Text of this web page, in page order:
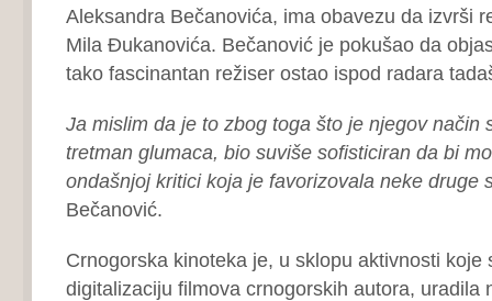
Aleksandra Bečanovića, ima obavezu da izvrši
Mila Đukanovića. Bečanović je pokušao da
tako fascinantan režiser ostao ispod radara
Ja mislim da je to zbog toga što je njegov način
tretman glumaca, bio suviše sofisticiran da bi
ondašnjoj kritici koja je favorizovala neke druge
Bečanović.
Crnogorska kinoteka je, u sklopu aktivnosti koje
digitalizaciju filmova crnogorskih autora, uradila